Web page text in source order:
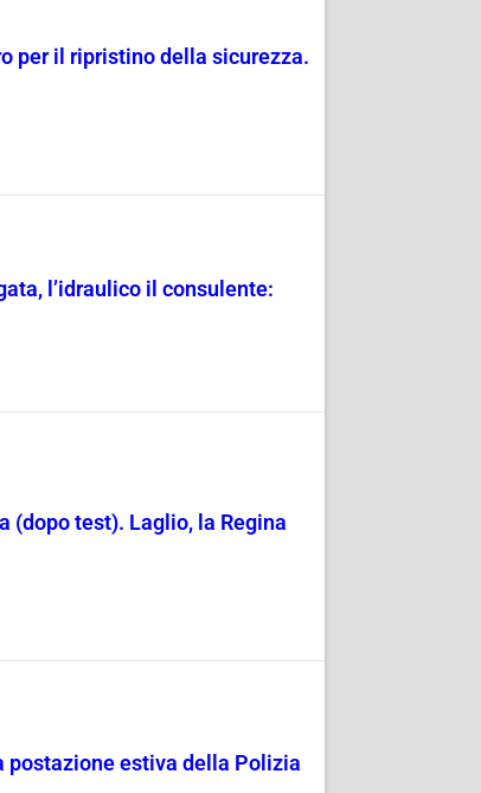
per il ripristino della sicurezza.
l’idraulico il consulente:
(dopo test). Laglio, la Regina
postazione estiva della Polizia